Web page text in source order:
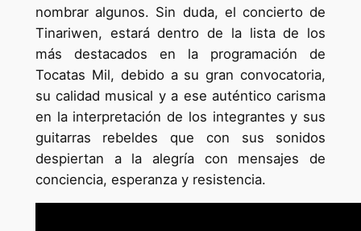
nombrar algunos. Sin duda, el concierto de
Tinariwen, estará dentro de la lista de los
más destacados en la programación de
Tocatas Mil, debido a su gran convocatoria,
su calidad musical y a ese auténtico carisma
en la interpretación de los integrantes y sus
guitarras rebeldes que con sus sonidos
despiertan a la alegría con mensajes de
conciencia, esperanza y resistencia.